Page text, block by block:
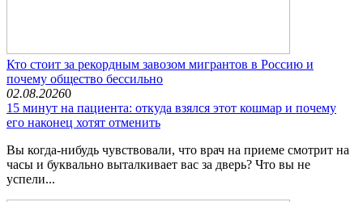
Кто стоит за рекордным завозом мигрантов в Россию и
почему общество бессильно
02.08.20260
15 минут на пациента: откуда взялся этот кошмар и почему
его наконец хотят отменить
Вы когда-нибудь чувствовали, что врач на приеме смотрит на
часы и буквально выталкивает вас за дверь? Что вы не
успели...